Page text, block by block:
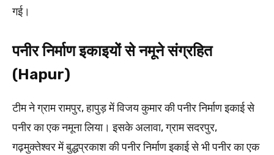
गई।
पनीर निर्माण इकाइयों से नमूने संग्रहित
(Hapur)
टीम ने ग्राम रामपुर, हापुड़ में विजय कुमार की पनीर निर्माण इकाई से
पनीर का एक नमूना लिया। इसके अलावा, ग्राम सदरपुर,
गढ़मुक्तेश्वर में बुद्धप्रकाश की पनीर निर्माण इकाई से भी पनीर का एक